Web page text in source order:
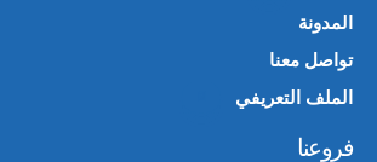
المدونة
تواصل معنا
الملف التعريفي
فروعنا